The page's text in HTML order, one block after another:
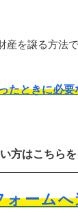
を譲る方法で
たときに必
方はこちら
ォーム